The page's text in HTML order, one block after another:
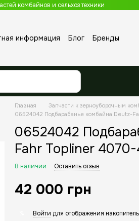
комбайнов и сельхоз техники
информация Блог
Бренды
Главная Запчасти к зерноуборочным
06524042 Подбарабанье комбайна Deutz-
06524042
Fahr Topliner
В наличии Оставить отзыв
42 000 грн
Войти для отображения